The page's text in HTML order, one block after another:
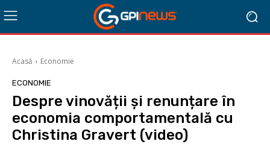
Acasă Economie
ECONOMIE
Despre vinovății și renunțare în
economia comportamentală cu
Christina Gravert (video)